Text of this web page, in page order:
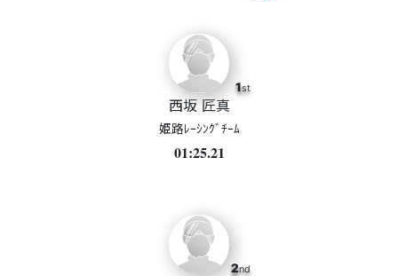
1st
西坂 匠真
姫路ﾚｰｼﾝｸﾞﾁｰﾑ
01:25.21
2nd